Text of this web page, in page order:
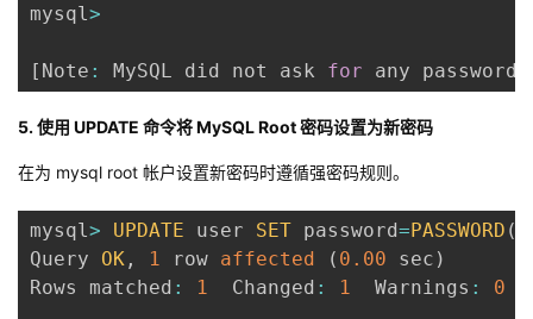
mysql>
[ Note : MySQL did not ask for any password
5. 使用 UPDATE 命令将 MySQL Root 密码设置为新密码
在为 mysql root 帐户设置新密码时遵循强密码规则。
mysql> UPDATE user SET password=PASSWORD (
Query OK , 1 row affected ( 0.00 sec )
Rows matched : 1
  Changed
: 1
  Warnings
: 0